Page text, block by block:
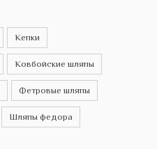
Кепки
Ковбойские шляпы
Фетровые шляпы
Шляпы федора